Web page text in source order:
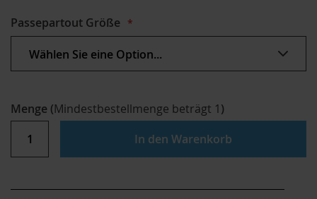
Passepartout Größe
Menge (Mindestbestellmenge beträgt 1)
In den Warenkorb